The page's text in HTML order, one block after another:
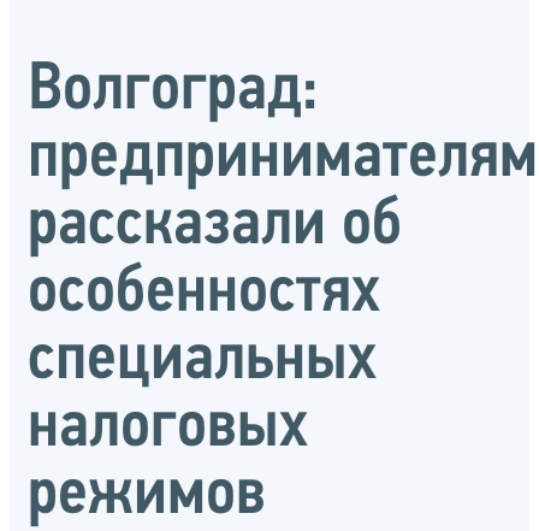
Волгоград:
предпринимателям
рассказали об
особенностях
специальных
налоговых
режимов